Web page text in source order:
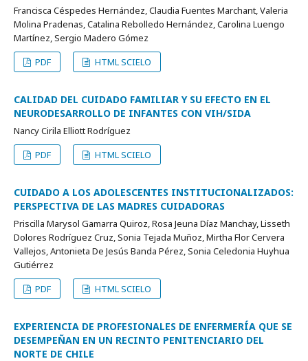
Francisca Céspedes Hernández, Claudia Fuentes Marchant, Valeria
Molina Pradenas, Catalina Rebolledo Hernández, Carolina Luengo
Martínez, Sergio Madero Gómez
PDF
HTML SCIELO
CALIDAD DEL CUIDADO FAMILIAR Y SU EFECTO EN EL
NEURODESARROLLO DE INFANTES CON VIH/SIDA
Nancy Cirila Elliott Rodríguez
PDF
HTML SCIELO
CUIDADO A LOS ADOLESCENTES INSTITUCIONALIZADOS:
PERSPECTIVA DE LAS MADRES CUIDADORAS
Priscilla Marysol Gamarra Quiroz, Rosa Jeuna Díaz Manchay, Lisseth
Dolores Rodríguez Cruz, Sonia Tejada Muñoz, Mirtha Flor Cervera
Vallejos, Antonieta De Jesús Banda Pérez, Sonia Celedonia Huyhua
Gutiérrez
PDF
HTML SCIELO
EXPERIENCIA DE PROFESIONALES DE ENFERMERÍA QUE SE
DESEMPEÑAN EN UN RECINTO PENITENCIARIO DEL
NORTE DE CHILE